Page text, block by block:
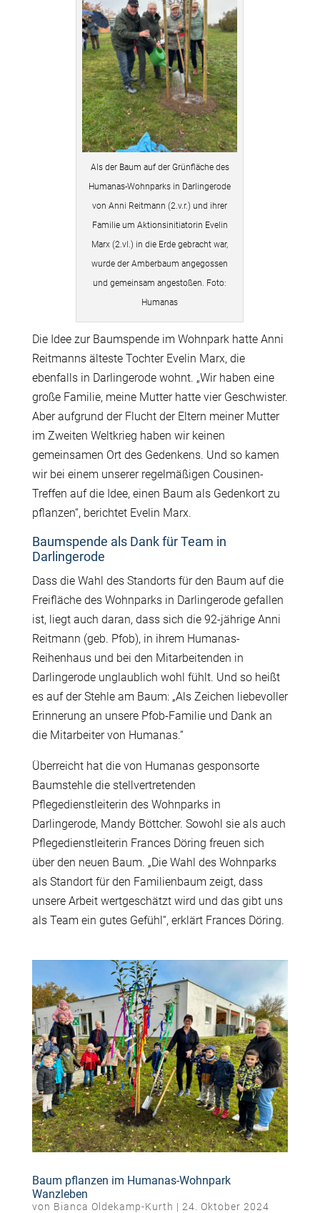
Als der Baum auf der Grünfläche des
Humanas-Wohnparks in Darlingerode
von Anni Reitmann (2.v.r.) und ihrer
Familie um Aktionsinitiatorin Evelin
Marx (2.vl.) in die Erde gebracht war,
wurde der Amberbaum angegossen
und gemeinsam angestoßen. Foto:
Humanas
Die Idee zur Baumspende im Wohnpark hatte Anni
Reitmanns älteste Tochter Evelin Marx, die
ebenfalls in Darlingerode wohnt. „Wir haben eine
große Familie, meine Mutter hatte vier Geschwister.
Aber aufgrund der Flucht der Eltern meiner Mutter
im Zweiten Weltkrieg haben wir keinen
gemeinsamen Ort des Gedenkens. Und so kamen
wir bei einem unserer regelmäßigen Cousinen-
Treffen auf die Idee, einen Baum als Gedenkort zu
pflanzen“, berichtet Evelin Marx.
Baumspende als Dank für Team in
Darlingerode
Dass die Wahl des Standorts für den Baum auf die
Freifläche des Wohnparks in Darlingerode gefallen
ist, liegt auch daran, dass sich die 92-jährige Anni
Reitmann (geb. Pfob), in ihrem Humanas-
Reihenhaus und bei den Mitarbeitenden in
Darlingerode unglaublich wohl fühlt. Und so heißt
es auf der Stehle am Baum: „Als Zeichen liebevoller
Erinnerung an unsere Pfob-Familie und Dank an
die Mitarbeiter von Humanas.“
Überreicht hat die von Humanas gesponsorte
Baumstehle die stellvertretenden
Pflegedienstleiterin des Wohnparks in
Darlingerode, Mandy Böttcher. Sowohl sie als auch
Pflegedienstleiterin Frances Döring freuen sich
über den neuen Baum. „Die Wahl des Wohnparks
als Standort für den Familienbaum zeigt, dass
unsere Arbeit wertgeschätzt wird und das gibt uns
als Team ein gutes Gefühl“, erklärt Frances Döring.
Baum pflanzen im Humanas-Wohnpark
Wanzleben
von Bianca Oldekamp-Kurth | 24. Oktober 2024